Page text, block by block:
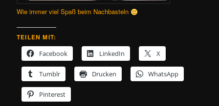
Wie immer viel Spaß beim Nachbasteln
TEILEN MIT:
Facebook
LinkedIn X
Tumblr Drucken WhatsApp
Pinterest